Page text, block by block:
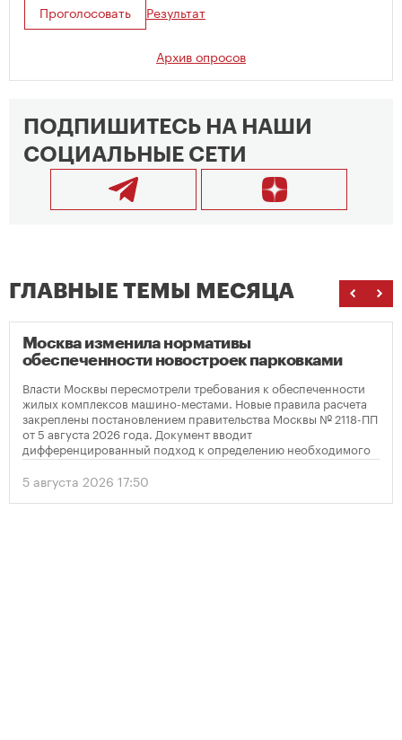
Проголосовать Результат
Архив опросов
ПОДПИШИТЕСЬ НА НАШИ
СОЦИАЛЬНЫЕ СЕТИ
ГЛАВНЫЕ ТЕМЫ МЕСЯЦА
Москва изменила нормативы
обеспеченности новостроек парковками
Власти Москвы пересмотрели требования к обеспеченности
жилых комплексов машино-местами. Новые правила расчета
закреплены постановлением правительства Москвы № 2118-ПП
от 5 августа 2026 года. Документ вводит
дифференцированный подход к определению необходимого
количества парковок в зависимости от площади квартир и
устанавливает переходный период для уже согласованных
проектов.
5 августа 2026 17:50